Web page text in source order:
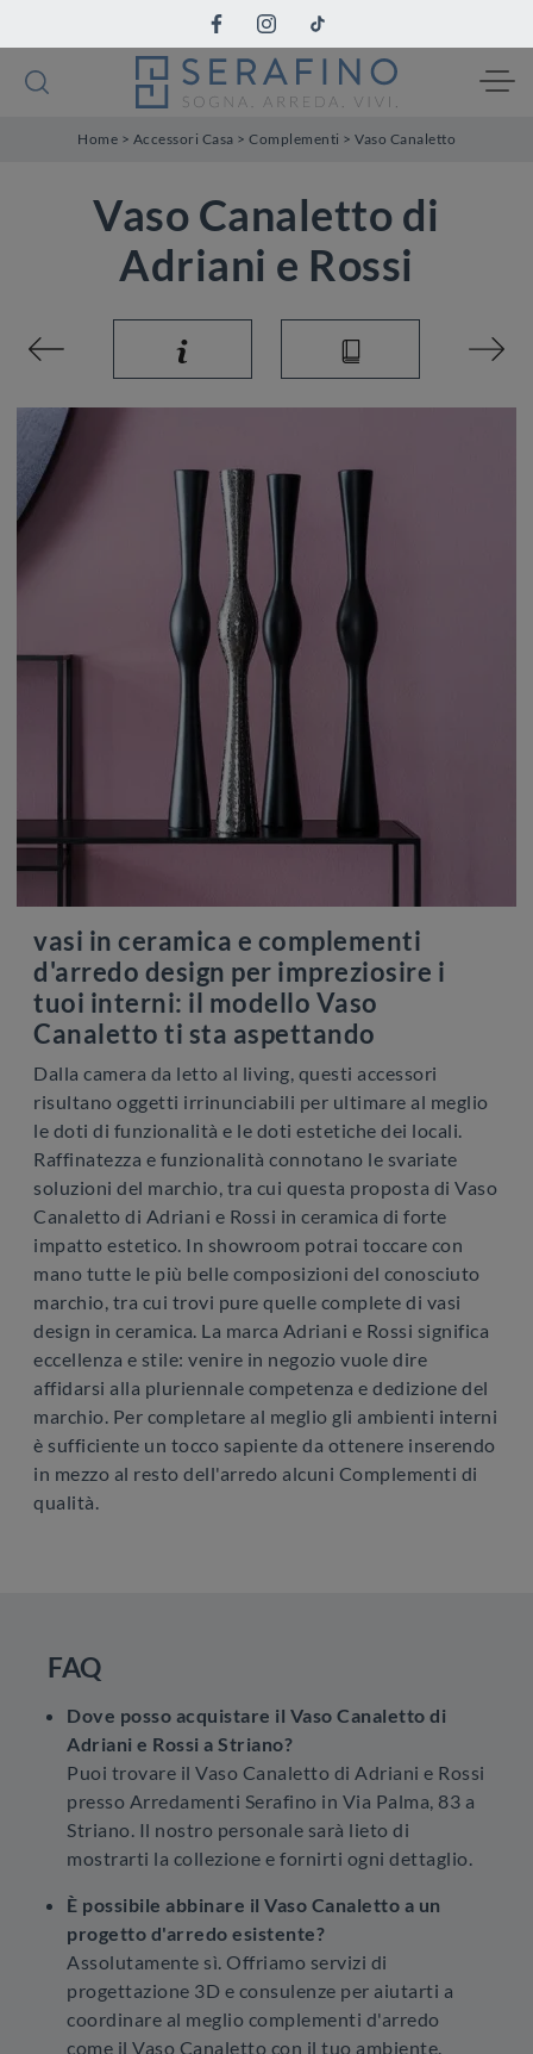
Home > Accessori Casa > Complementi > Vaso Canaletto
Vaso Canaletto di
Adriani e Rossi
vasi in ceramica e complementi
d'arredo design per impreziosire i
tuoi interni: il modello Vaso
Canaletto ti sta aspettando
Dalla camera da letto al living, questi accessori
risultano oggetti irrinunciabili per ultimare al meglio
le doti di funzionalità e le doti estetiche dei locali.
Raffinatezza e funzionalità connotano le svariate
soluzioni del marchio, tra cui questa proposta di Vaso
Canaletto di Adriani e Rossi in ceramica di forte
impatto estetico. In showroom potrai toccare con
mano tutte le più belle composizioni del conosciuto
marchio, tra cui trovi pure quelle complete di vasi
design in ceramica. La marca Adriani e Rossi significa
eccellenza e stile: venire in negozio vuole dire
affidarsi alla pluriennale competenza e dedizione del
marchio. Per completare al meglio gli ambienti interni
è sufficiente un tocco sapiente da ottenere inserendo
in mezzo al resto dell'arredo alcuni Complementi di
qualità.
FAQ
Dove posso acquistare il Vaso Canaletto di
Adriani e Rossi a Striano?
Puoi trovare il Vaso Canaletto di Adriani e Rossi
presso Arredamenti Serafino in Via Palma, 83 a
Striano. Il nostro personale sarà lieto di
mostrarti la collezione e fornirti ogni dettaglio.
È possibile abbinare il Vaso Canaletto a un
progetto d'arredo esistente?
Assolutamente sì. Offriamo servizi di
progettazione 3D e consulenze per aiutarti a
coordinare al meglio complementi d'arredo
come il Vaso Canaletto con il tuo ambiente.